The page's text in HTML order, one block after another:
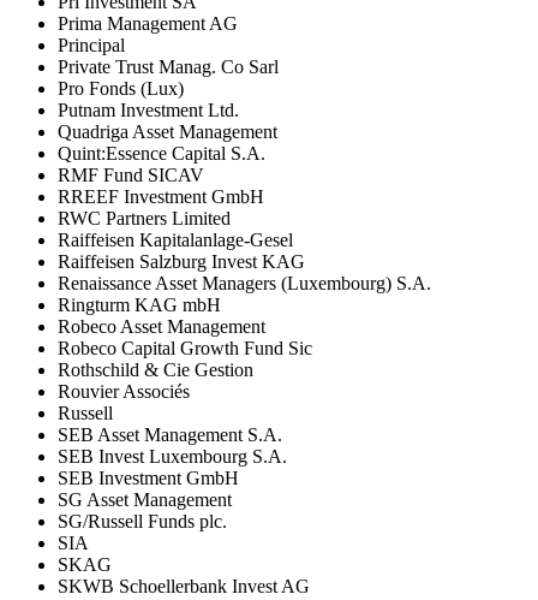
Prima Management AG
Principal
Private Trust Manag. Co Sarl
Pro Fonds (Lux)
Putnam Investment Ltd.
Quadriga Asset Management
Quint:Essence Capital S.A.
RMF Fund SICAV
RREEF Investment GmbH
RWC Partners Limited
Raiffeisen Kapitalanlage-Gesel
Raiffeisen Salzburg Invest KAG
Renaissance Asset Managers (Luxembourg) S.A.
Ringturm KAG mbH
Robeco Asset Management
Robeco Capital Growth Fund Sic
Rothschild & Cie Gestion
Rouvier Associés
Russell
SEB Asset Management S.A.
SEB Invest Luxembourg S.A.
SEB Investment GmbH
SG Asset Management
SG/Russell Funds plc.
SIA
SKAG
SKWB Schoellerbank Invest AG